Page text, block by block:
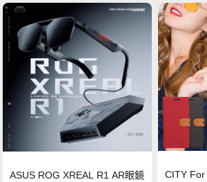
ASUS ROG XREAL R1 AR眼鏡
CITY